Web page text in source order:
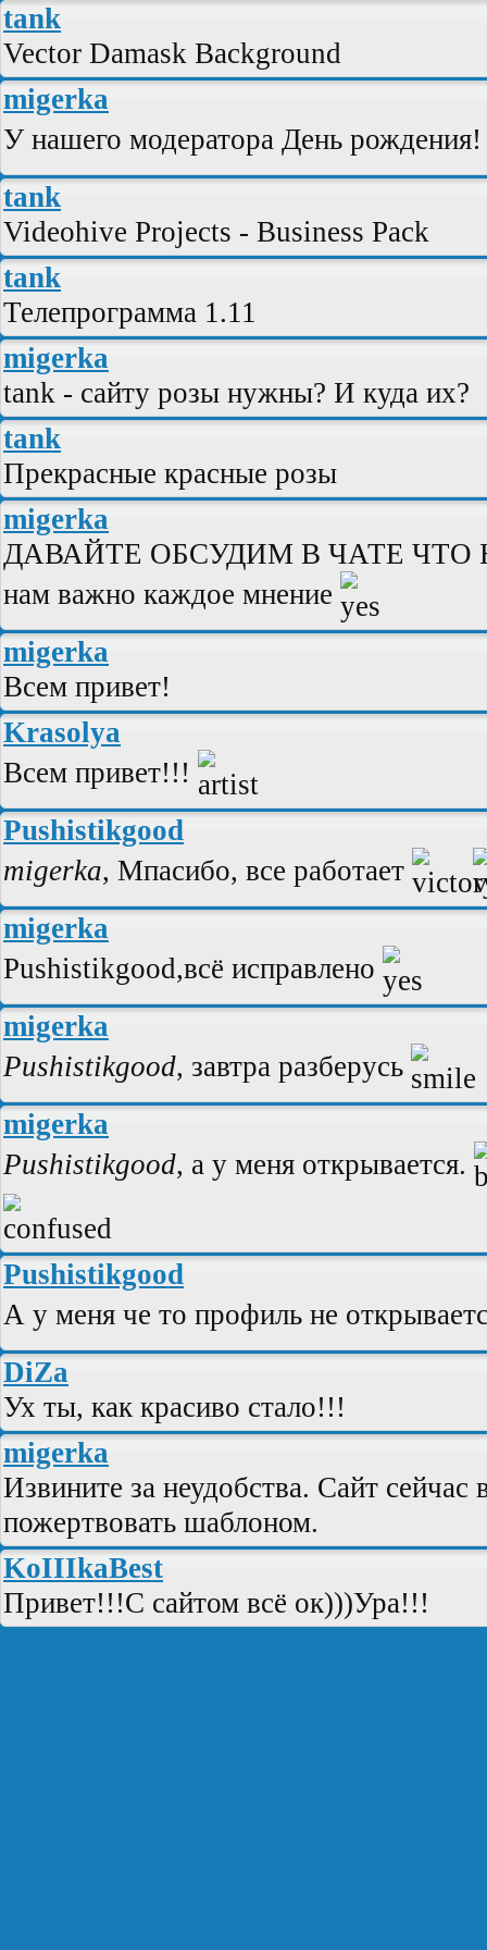
tank
Vector Damask Background
migerka
У нашего модератора День
tank
Videohive Projects - Business Pack
tank
Телепрограмма 1.11
migerka
tank - сайту розы нужны? И куда их?
tank
Прекрасные красные розы
migerka
ДАВАЙТЕ ОБСУДИМ В ЧАТЕ ЧТО
нам важно каждое мнение
migerka
Всем привет!
Krasolya
Всем привет!!!
Pushistikgood
migerka, Мпасибо, все работает
migerka
Pushistikgood,всё исправлено
migerka
Pushistikgood, завтра разберусь
migerka
Pushistikgood, а у меня открывается.
Pushistikgood
А у меня че то профиль не
DiZa
Ух ты, как красиво стало!!!
migerka
Извините за неудобства. Сайт
пожертвовать шаблоном.
KoIIIkaBest
Привет!!!С сайтом всё ок)))Ура!!!